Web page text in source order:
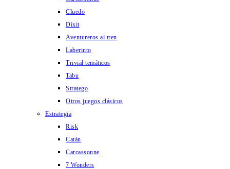
Cluedo
Dixit
Aventureros al tren
Laberinto
Trivial temáticos
Tabu
Stratego
Otros juegos clásicos
Estrategia
Risk
Catán
Carcassonne
7 Wonders